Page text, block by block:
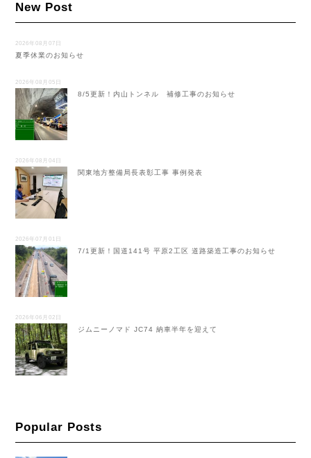
New Post
2026年08月07日
夏季休業のお知らせ
2026年08月05日
8/5更新！内山トンネル 補修工事のお知らせ
2026年08月04日
関東地方整備局長表彰工事 事例発表
2026年07月01日
7/1更新！国道141号 平原2工区 道路築造工事のお知らせ
2026年06月02日
ジムニーノマド JC74 納車半年を迎えて
Popular Posts